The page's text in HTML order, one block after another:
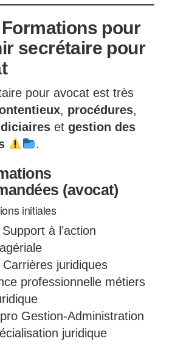
Formations pour
secrétaire pour
pour avocat est très
, procédures,
et gestion des
.
(avocat)
initiales
à l’action
Carrières juridiques
professionnelle métiers
Gestion-Administration
juridique